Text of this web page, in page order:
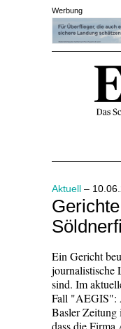
Werbung
Aktuell –
Ein Gericht
journalistische
sind. Im
Fall "AEGIS":
Basler Zeitung
dass die